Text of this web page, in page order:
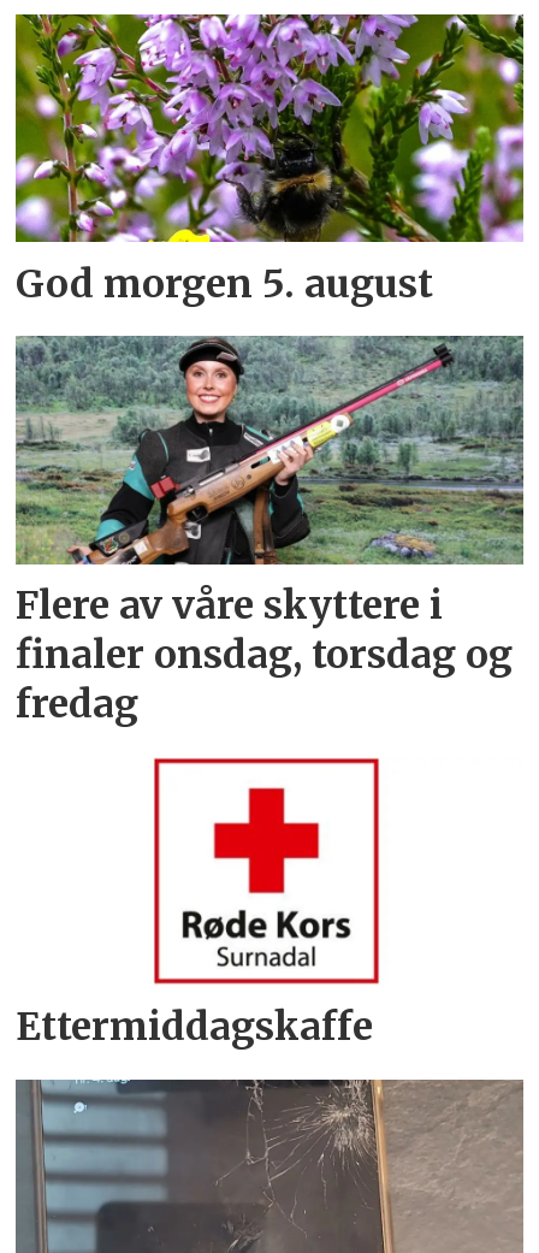
God morgen 5. august
Flere av våre skyttere i
finaler onsdag, torsdag og
fredag
Ettermiddagskaffe